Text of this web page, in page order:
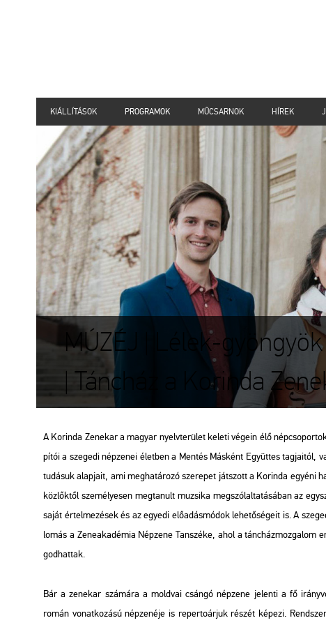
KIÁLLÍTÁSOK PROGRAMOK MŰCSARNOK HÍREK
MÚZÉJ | Lélek-
| Táncház a Korinda
A Kor­in­da Ze­ne­kar a ma­gyar nyelv­te­rü­let ke­le­ti vé­ge­in élő
pí­tói a sze­ge­di nép­ze­nei élet­ben a Men­tés Más­ként Együt­tes
tu­dá­suk alap­ja­it, ami meg­ha­tá­ro­zó sze­re­pet ját­szott a Kor­in­da egyé­ni
köz­lők­től sze­mé­lye­sen meg­ta­nult mu­zsi­ka meg­szó­lal­ta­tá­sá­ban az
saját ér­tel­me­zé­sek és az egye­di elő­adás­mó­dok le­he­tő­sé­ge­it is. A
lo­más a Ze­ne­aka­dé­mia Nép­ze­ne Tan­szé­ke, ahol a
god­hat­tak.
Bár a ze­ne­kar szá­má­ra a mold­vai csán­gó nép­ze­ne je­len­ti a fő
román vo­nat­ko­zá­sú nép­ze­né­je is re­per­to­ár­juk ré­szét ké­pe­zi.